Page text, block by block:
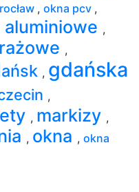
, okna pcv ,
aluminiowe ,
,
, gdańska
,
, markizy ,
, okna , okna